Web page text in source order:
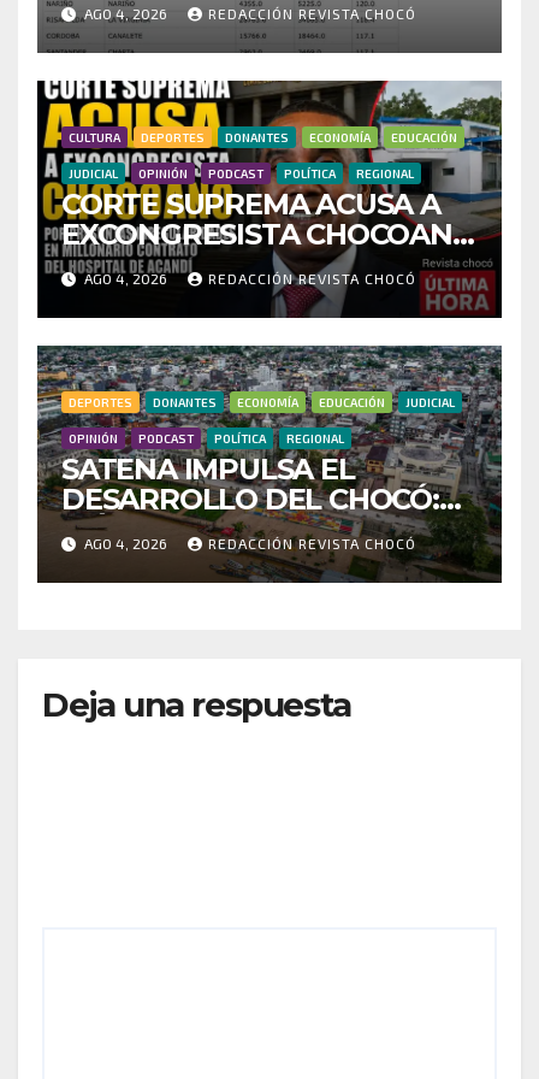
CENSO ELECTORAL Y PIDE
INVESTIGAR PRESUNTO
FRAUDE
AGO 4, 2026 REDACCIÓN REVISTA CHOCÓ
CULTURA DEPORTES DONANTES ECONOMÍA EDUCACIÓN
JUDICIAL OPINIÓN PODCAST POLÍTICA REGIONAL
CORTE SUPREMA ACUSA A
EXCONGRESISTA CHOCOANO
POR PRESUNTAS
IRREGULARIDADES EN
MILLONARIO CONTRATO
DEL HOSPITAL DE ACANDÍ
AGO 4, 2026 REDACCIÓN REVISTA CHOCÓ
DEPORTES DONANTES ECONOMÍA EDUCACIÓN JUDICIAL
OPINIÓN PODCAST POLÍTICA REGIONAL
SATENA IMPULSA EL
DESARROLLO DEL CHOCÓ:
MÁS DE 35 MIL PASAJEROS
MOVILIZADOS Y NUEVAS
RUTAS FORTALECEN LA
AGO 4, 2026 REDACCIÓN REVISTA CHOCÓ
Deja una respuesta